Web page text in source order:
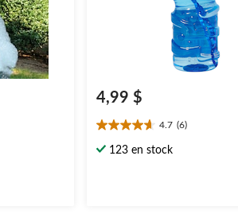
4,99 $
4.7 (6)
4.7
étoile(s)
123 en stock